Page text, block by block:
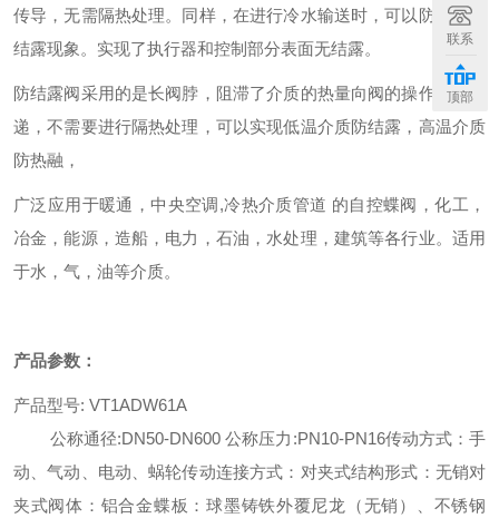
传导，无需隔热处理。同样，在进行冷水输送时，可以防止冷凝
结露现象。实现了执行器和控制部分表面无结露。
防结露阀采用的是长阀脖，阻滞了介质的热量向阀的操作装置传
递，不需要进行隔热处理，可以实现低温介质防结露，高温介质
防热融，
广泛应用于暖通，中央空调,冷热介质管道 的自控蝶阀，化工，
冶金，能源，造船，电力，石油，水处理，建筑等各行业。适用
于水，气，油等介质。
产品参数：
产品型号: VT1ADW61A
公称通径:DN50-DN600公称压力 :PN10-PN16传动方式：手
动、气动、电动、蜗轮传动连接方式：对夹式结构形式：无销对
夹式阀体：铝合金蝶板：球墨铸铁外覆尼龙（无销）、不锈钢
联系
顶部